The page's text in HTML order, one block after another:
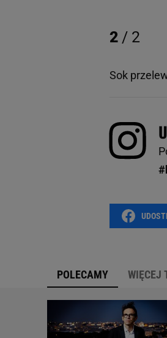
2 / 2
Sok
POLECAMY WIĘCEJ